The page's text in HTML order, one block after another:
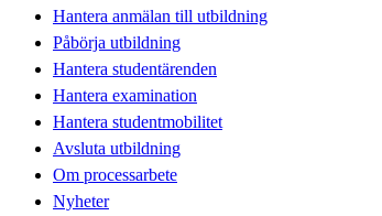
Hantera anmälan till utbildning
Påbörja utbildning
Hantera studentärenden
Hantera examination
Hantera studentmobilitet
Avsluta utbildning
Om processarbete
Nyheter